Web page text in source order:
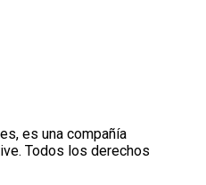
es una compañía
Todos los derechos